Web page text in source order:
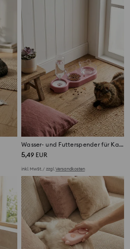
Wasser- und Futterspender für Katzen
5,49 EUR
inkl. MwSt. / zzgl.Versandkosten